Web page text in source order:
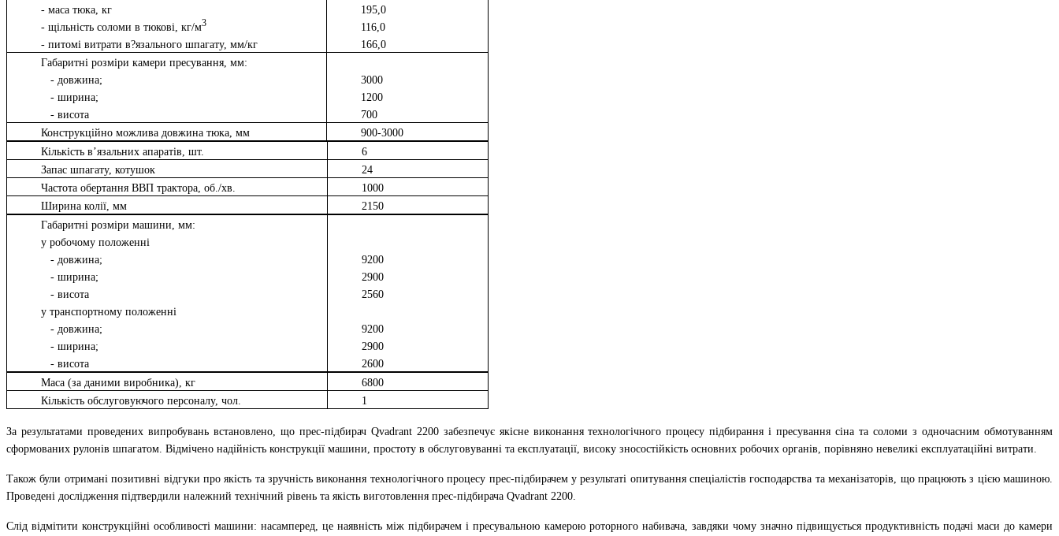
- маса тюка, кг
- щільність соломи в тюкові, кг/м3
- питомі витрати в?язального шпагату, мм/кг
195,0
116,0
166,0
Габаритні розміри камери пресування, мм:
- довжина;
- ширина;
- висота
3000
1200
700
Конструкційно можлива довжина тюка, мм
900-3000
Кількість в’язальних апаратів, шт.
6
Запас шпагату, котушок
24
Частота обертання ВВП трактора, об./хв.
1000
Ширина колії, мм
2150
Габаритні розміри машини, мм:
у робочому положенні
- довжина;
- ширина;
- висота
у транспортному положенні
- довжина;
- ширина;
- висота
9200
2900
2560
9200
2900
2600
Маса (за даними виробника), кг
6800
Кількість обслуговуючого персоналу, чол.
1
За результатами проведених випробувань встановлено, що прес-підбирач Qvadrant 2200 забезпечує якісне виконання технологічного процесу підбирання і пресування сіна та соломи з одночасним обмотуванням
сформованих рулонів шпагатом. Відмічено надійність конструкції машини, простоту в обслуговуванні та експлуатації, високу зносостійкість основних робочих органів, порівняно невеликі експлуатаційні витрати.
Також були отримані позитивні відгуки про якість та зручність виконання технологічного процесу прес-підбирачем у результаті опитування спеціалістів господарства та механізаторів, що працюють з цією машиною.
Проведені дослідження підтвердили належний технічний рівень та якість виготовлення прес-підбирача Qvadrant 2200.
Слід відмітити конструкційні особливості машини: насамперед, це наявність між підбирачем і пресувальною камерою роторного набивача, завдяки чому значно підвищується продуктивність подачі маси до камери